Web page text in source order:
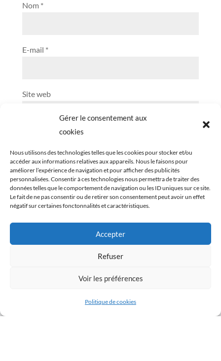
Gérer le consentement aux
cookies
Nous utilisons des technologies telles que les cookies pour stocker et/ou
accéder aux informations relatives aux appareils. Nous le faisons pour
améliorer l’expérience de navigation et pour afficher des publicités
personnalisées. Consentir à ces technologies nous permettra de traiter des
données telles que le comportement de navigation ou les ID uniques sur ce site.
Le fait de ne pas consentir ou de retirer son consentement peut avoir un effet
négatif sur certaines fonctonnalités et caractéristiques.
Accepter
Refuser
Voir les préférences
Politique de cookies
Nom *
E-mail *
Site web
Tous les éléments du blog Cookismo (articles,
recettes, photographies) sont ma propriété